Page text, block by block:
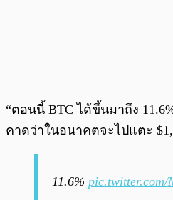
“ตอนนี้ BTC ได้ขึ้นมาถึง
คาดว่าในอนาคตจะไปแตะ
11.6% pic.twitter.com/